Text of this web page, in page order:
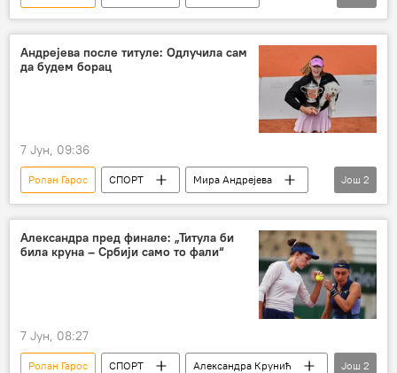
Тенис
Александра Крунић
Андрејева после титуле: Одлучила сам
да будем борац
7 Јун, 09:36
Ролан Гарос СПОРТ
Мира Андрејева
Спорт
Тенис
Још 2
Александра пред финале: „Титула би
била круна – Србији само то фали“
7 Јун, 08:27
Ролан Гарос СПОРТ
Александра Крунић
Још 2